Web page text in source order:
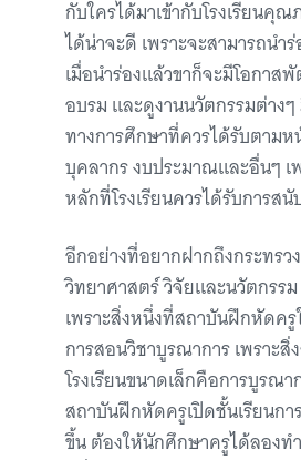
กับใครได้มาเข้ากับโรงเรียนคุ
ได้น่าจะดี เพราะจะสามารถนำร่
เมื่อนำร่องแล้วขาก็จะมีโอกา
อบรม และดูงานนวัตกรรมต่าง
ทางการศึกษาที่ควรได้รับตามห
บุคลากร งบประมาณและอื่นๆ เ
หลักที่โรงเรียนควรได้รับการส
อีกอย่างที่อยากฝากถึงกระทร
วิทยาศาสตร์ วิจัยและนวัตกรร
เพราะสิ่งหนึ่งที่สถาบันฝึกหัดค
การสอนวิชาบูรณาการ เพราะ
โรงเรียนขนาดเล็กคือการบูรณ
สถาบันฝึกหัดครูเปิดชั้นเรียนก
ขึ้น ต้องให้นักศึกษาครูได้ลองท